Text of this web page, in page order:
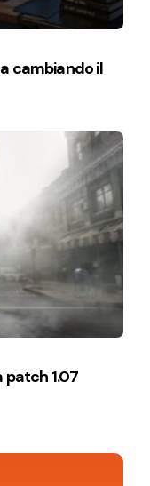
cambiando il
patch 1.07